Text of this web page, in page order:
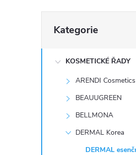
o
kategorie
Kategorie
KOSMETICKÉ ŘADY
ARENDI Cosmetics
BEAUUGREEN
BELLMONA
DERMAL Korea
DERMAL